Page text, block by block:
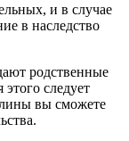
и в случае
в наследство
родственные
следует
вы сможете